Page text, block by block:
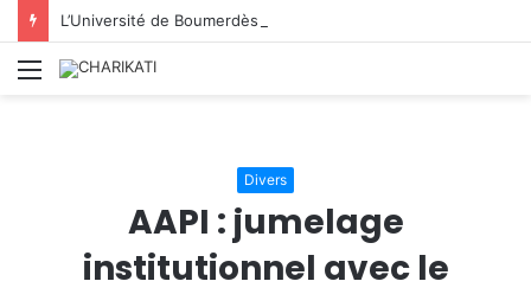
Menu
Divers
AAPI : jumelage
institutionnel avec le